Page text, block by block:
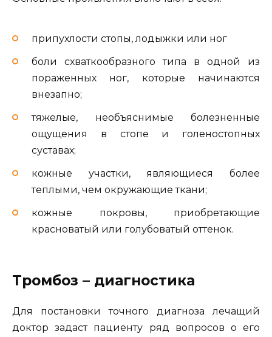
припухлости стопы, лодыжки или ног
боли схваткообразного типа в одной из
пораженных ног, которые начинаются
внезапно;
тяжелые, необъяснимые болезненные
ощущения в стопе и голеностопных
суставах;
кожные участки, являющиеся более
теплыми, чем окружающие ткани;
кожные покровы, приобретающие
красноватый или голубоватый оттенок.
Тромбоз – диагностика
Для постановки точного диагноза лечащий
доктор задаст пациенту ряд вопросов о его